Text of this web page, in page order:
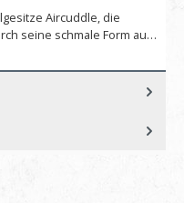
Aircuddle, die
seine schmale Form au…